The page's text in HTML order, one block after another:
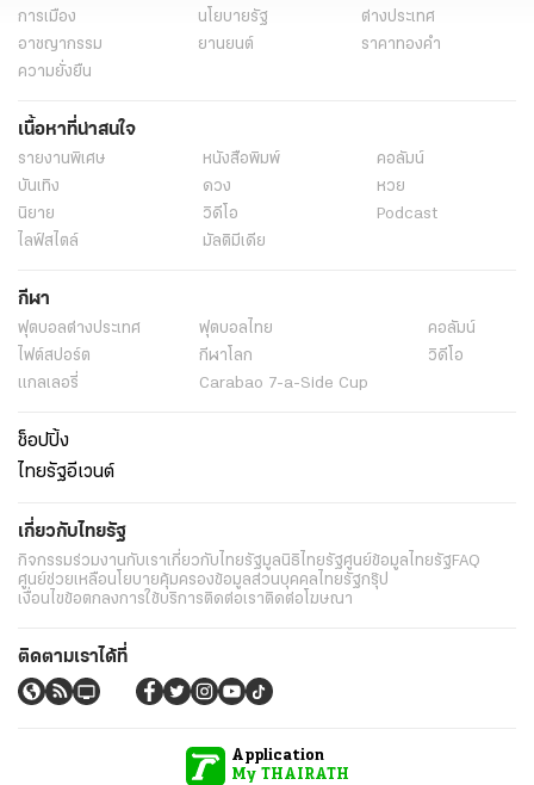
การเมือง
นโยบายรัฐ
ต่างประเทศ
อาชญากรรม
ยานยนต์
ราคาทองคำ
ความยั่งยืน
เนื้อหาที่น่าสนใจ
รายงานพิเศษ หนังสือพิมพ์
คอลัมน์
บันเทิง
ดวง
หวย
นิยาย
วิดีโอ
Podcast
ไลฟ์สไตล์
มัลติมีเดีย
กีฬา
ฟุตบอลต่่างประเทศ ฟุตบอลไทย
คอลัมน์
ไฟต์สปอร์ต
กีฬาโลก
วิดีโอ
แกลเลอรี่
Carabao 7-a-Side Cup
ช็อปปิ้ง
ไทยรัฐอีเวนต์
เกี่ยวกับไทยรัฐ
กิจกรรมร่วมงานกับเราเกี่ยวกับไทยรัฐมูลนิธิไทยรัฐศูนย์ข้อมูลไทยรัฐFAQ
ศูนย์ช่วยเหลือนโยบายคุ้มครองข้อมูลส่วนบุคคลไทยรัฐกรุ๊ป
เงื่อนไขข้อตกลงการใช้บริการติดต่อเราติดต่อโฆษณา
ติดตามเราได้ที่
Application
My THAIRATH